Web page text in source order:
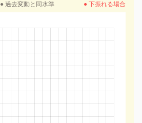
● 過去変動と同水準 ● 下振れる場合